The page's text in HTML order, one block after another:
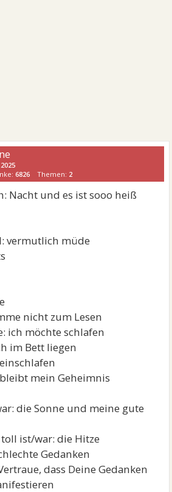
6826 Themen: 2
Nacht und es ist sooo heiß
vermutlich müde
nicht zum Lesen
ich möchte schlafen
im Bett liegen
mein Geheimnis
die Sonne und meine gute
ist/war: die Hitze
Gedanken
dass Deine Gedanken